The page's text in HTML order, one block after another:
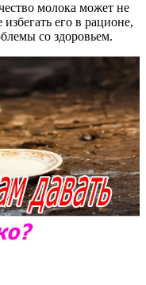
молока может не
его в рационе,
со здоровьем.